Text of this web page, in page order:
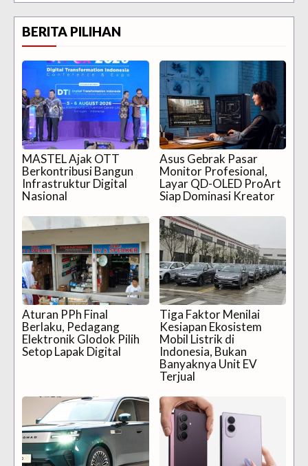
BERITA PILIHAN
MASTEL Ajak OTT
Berkontribusi Bangun
Infrastruktur Digital
Nasional
Asus Gebrak Pasar
Monitor Profesional,
Layar QD-OLED ProArt
Siap Dominasi Kreator
Aturan PPh Final
Berlaku, Pedagang
Elektronik Glodok Pilih
Setop Lapak Digital
Tiga Faktor Menilai
Kesiapan Ekosistem
Mobil Listrik di
Indonesia, Bukan
Banyaknya Unit EV
Terjual